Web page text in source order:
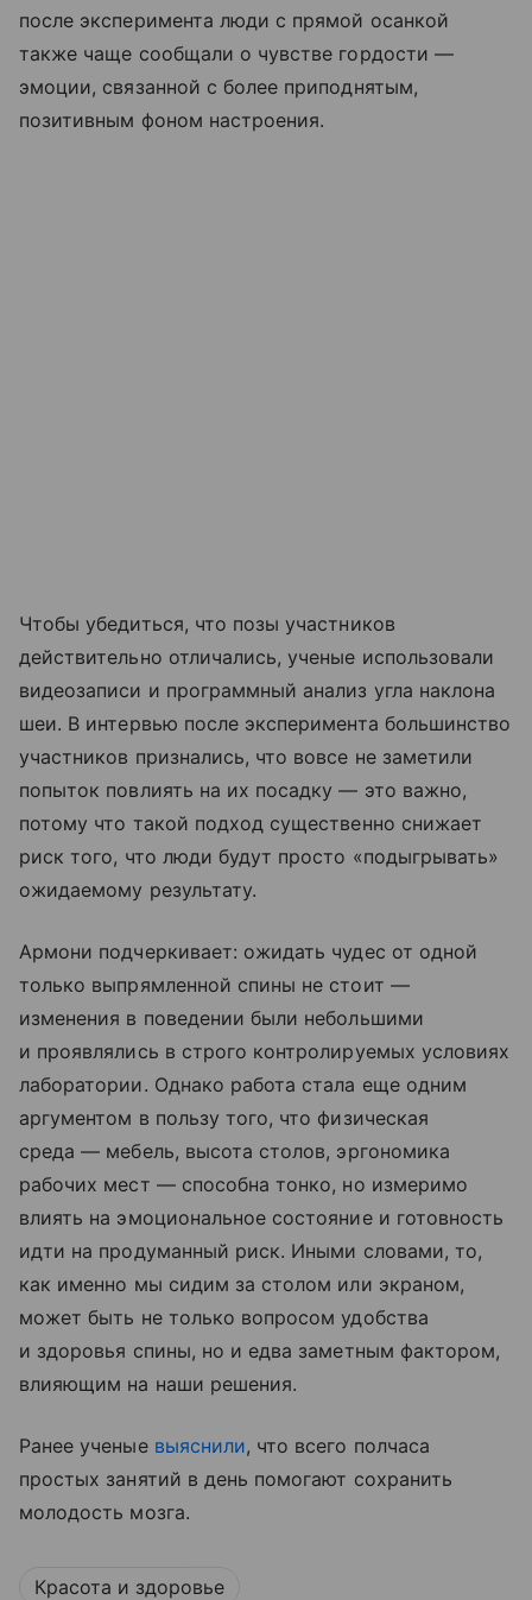
после эксперимента люди с прямой осанкой
также чаще сообщали о чувстве гордости —
эмоции, связанной с более приподнятым,
позитивным фоном настроения.
Чтобы убедиться, что позы участников
действительно отличались, ученые использовали
видеозаписи и программный анализ угла наклона
шеи. В интервью после эксперимента большинство
участников признались, что вовсе не заметили
попыток повлиять на их посадку — это важно,
потому что такой подход существенно снижает
риск того, что люди будут просто «подыгрывать»
ожидаемому результату.
Армони подчеркивает: ожидать чудес от одной
только выпрямленной спины не стоит —
изменения в поведении были небольшими
и проявлялись в строго контролируемых условиях
лаборатории. Однако работа стала еще одним
аргументом в пользу того, что физическая
среда — мебель, высота столов, эргономика
рабочих мест — способна тонко, но измеримо
влиять на эмоциональное состояние и готовность
идти на продуманный риск. Иными словами, то,
как именно мы сидим за столом или экраном,
может быть не только вопросом удобства
и здоровья спины, но и едва заметным фактором,
влияющим на наши решения.
Ранее ученые выяснили, что всего полчаса
простых занятий в день помогают сохранить
молодость мозга.
Красота и здоровье